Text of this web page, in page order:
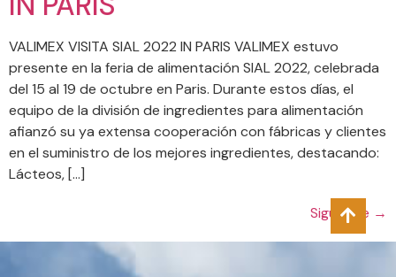
VALIMEX VISITA SIAL 2022 IN PARIS VALIMEX estuvo
presente en la feria de alimentación SIAL 2022, celebrada
del 15 al 19 de octubre en Paris. Durante estos días, el
equipo de la división de ingredientes para alimentación
afianzó su ya extensa cooperación con fábricas y clientes
en el suministro de los mejores ingredientes, destacando:
Lácteos, […]
Siguiente →